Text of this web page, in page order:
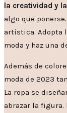
la creatividad y
algo que
artística. Adopta
moda y haz una
Además de
moda de 2023
La ropa se
abrazar la figura.